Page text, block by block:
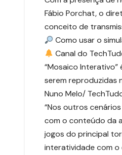
Fábio Porchat, o
conceito de
Como usar o
Canal do
“Mosaico Interativo”
serem reproduzidas
Nuno Melo/
“Nos outros
com o conteúdo da
jogos do principal
interatividade com o